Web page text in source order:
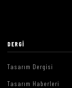
DERGI
Tasarım Dergisi
Tasarım Haberleri